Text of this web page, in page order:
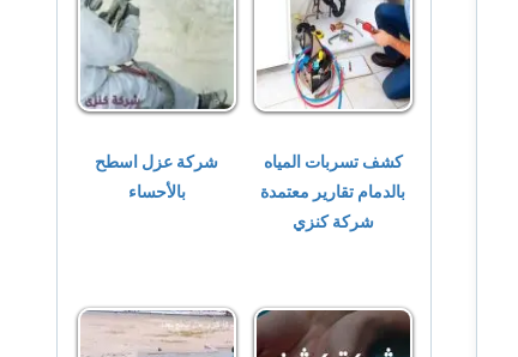
كشف تسربات المياه
بالدمام تقارير معتمدة
شركة كنزي
شركة عزل اسطح
بالأحساء